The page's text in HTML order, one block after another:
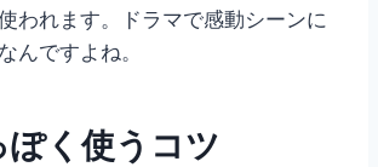
われます。ドラマで感動シーンに
んですよね。
ぽく使うコツ